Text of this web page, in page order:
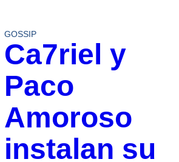
GOSSIP
Ca7riel y
Paco
Amoroso
instalan su